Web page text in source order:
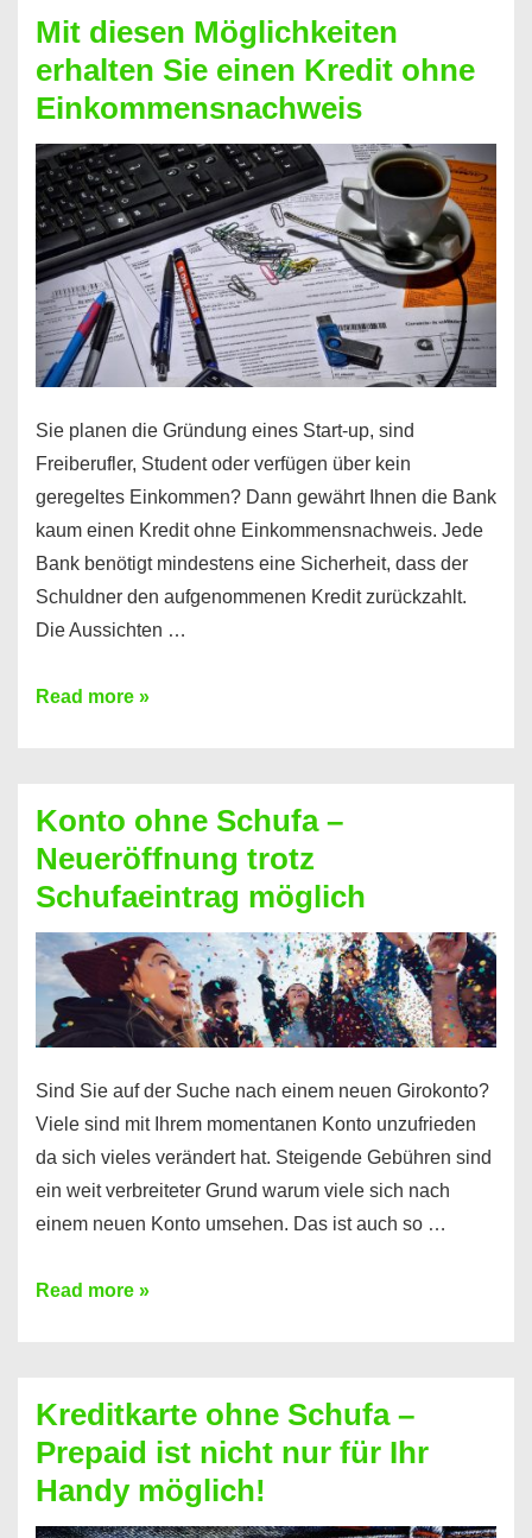
für
schnelle
Durchstarter
Mit diesen Möglichkeiten
erhalten Sie einen Kredit ohne
Einkommensnachweis
Sie planen die Gründung eines Start-up, sind
Freiberufler, Student oder verfügen über kein
geregeltes Einkommen? Dann gewährt Ihnen die Bank
kaum einen Kredit ohne Einkommensnachweis. Jede
Bank benötigt mindestens eine Sicherheit, dass der
Schuldner den aufgenommenen Kredit zurückzahlt.
Die Aussichten …
Mit
Sie
einen
Kredit
ohne
Einkommensnachweis
Read more »
Konto ohne Schufa –
Neueröffnung trotz
Schufaeintrag möglich
Sind Sie auf der Suche nach einem neuen Girokonto?
Viele sind mit Ihrem momentanen Konto unzufrieden
da sich vieles verändert hat. Steigende Gebühren sind
ein weit verbreiteter Grund warum viele sich nach
einem neuen Konto umsehen. Das ist auch so …
Konto
Neueröffnung
trotz
Schufaeintrag
möglich
Read more »
Kreditkarte ohne Schufa –
Prepaid ist nicht nur für Ihr
Handy möglich!